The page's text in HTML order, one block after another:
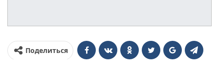
Поделиться